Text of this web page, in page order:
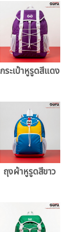
กระเป๋าหูรูดสีแดง
ถุงผ้าหูรูดสีขาว